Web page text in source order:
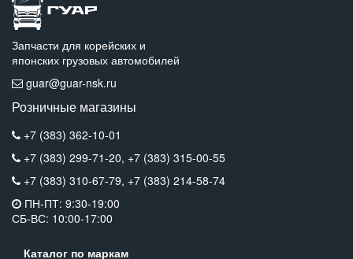
Запчасти для корейских и
японских грузовых автомобилей
guar@guar-nsk.ru
Розничные магазины
+7 (383) 362-10-01
+7 (383) 299-71-20, +7 (383) 315-00-55
+7 (383) 310-67-79, +7 (383) 214-58-74
ПН-ПТ: 9:30-19:00
СБ-ВС: 10:00-17:00
Каталог по маркам